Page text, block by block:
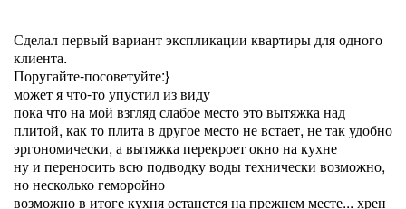
Сделал первый вариант экспликации квартиры для одного
клиента.
Поругайте-посоветуйте:}
может я что-то упустил из виду
пока что на мой взгляд слабое место это вытяжка над
плитой, как то плита в другое место не встает, не так удобно
эргономически, а вытяжка перекроет окно на кухне
ну и переносить всю подводку воды технически возможно,
но несколько геморойно
возможно в итоге кухня останется на прежнем месте... хрен